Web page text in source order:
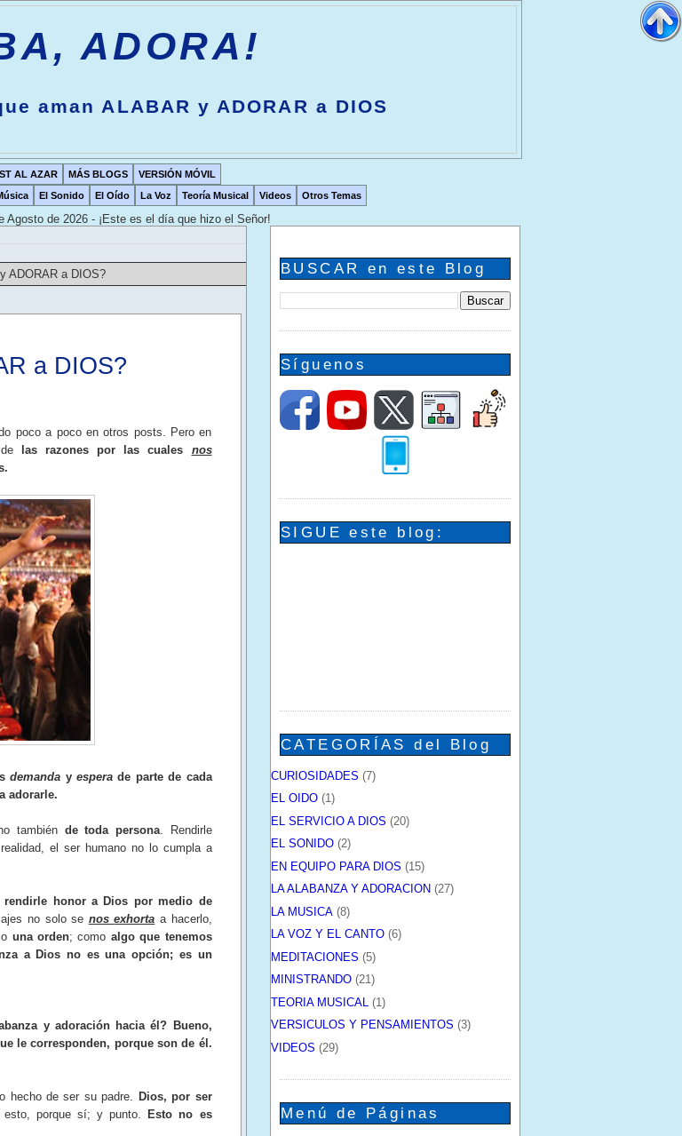
ADORA!
aman ALABAR y ADORAR a DIOS
AL AZAR MÁS BLOGS
VERSIÓN MÓVIL
El Sonido El Oído La Voz Teoría Musical Videos Otros Temas
Agosto de 2026 - ¡Este es el día que hizo el Señor!
ADORAR a DIOS?
a DIOS?
poco a poco en otros posts. Pero en
las razones por las cuales nos
demanda yesperade parte de cada
adorarle.
también de toda persona. Rendirle
el ser humano no lo cumpla a
rendirle honor a Dios por medio de
no solo se nosexhorta a hacerlo,
una orden; como algo que tenemos
a Dios no es una opción; es un
y adoración hacia él? Bueno,
le corresponden, porque son de él.
hecho de ser su padre.
Dios, por ser
esto, porque sí; y punto.
Esto no es
BUSCAR en este Blog
Síguenos
SIGUE este blog:
CATEGORÍAS del Blog
CURIOSIDADES (7)
EL OIDO (1)
EL SERVICIO A DIOS (20)
EL SONIDO (2)
EN EQUIPO PARA DIOS (15)
LA ALABANZA Y ADORACION (27)
LA MUSICA (8)
LA VOZ Y EL CANTO (6)
MEDITACIONES (5)
MINISTRANDO (21)
TEORIA MUSICAL (1)
VERSICULOS Y PENSAMIENTOS (3)
VIDEOS (29)
Menú de Páginas